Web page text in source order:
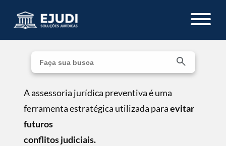
A assessoria jurídica preventiva é uma
ferramenta estratégica utilizada paraevitar
futuros
conflitos judiciais.